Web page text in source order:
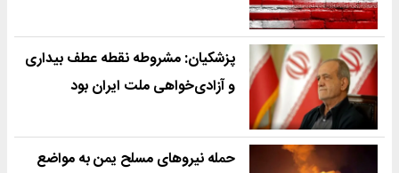
پزشکیان: مشروطه نقطه عطف بیداری
و آزادی‌خواهی ملت ایران بود
حمله نیروهای مسلح یمن به مواضع